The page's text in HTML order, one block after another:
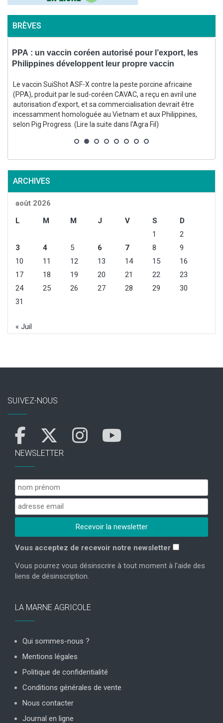
BRÈVES
PPA : un vaccin coréen autorisé pour l’export, les
Philippines développent leur propre vaccin
Le vaccin SuiShot ASF-X contre la peste porcine africaine
(PPA), produit par le sud-coréen CAVAC, a reçu en avril une
autorisation d’export, et sa commercialisation devrait être
incessamment homologuée au Vietnam et aux Philippines,
selon Pig Progress. (Lire la suite dans l'Agra Fil)
ARCHIVES
août 2026
L
M M J V S
D
1
2
3
4 5 6 7 8
9
10
11 12 13 14 15
16
17
18 19 20 21 22
23
24
25 26 27 28 29
30
31
« Juil
SUIVEZ-NOUS
NEWSLETTER
Vous acceptez de recevoir notre newsletter
Vous pourrez vous désinscrire à tout moment à l'aide des
liens de désinscription.
LA MARNE AGRICOLE
Qui sommes-nous ?
Mentions légales
Politique de confidentialité
Conditions générales de vente
Nous contacter
Journal en ligne